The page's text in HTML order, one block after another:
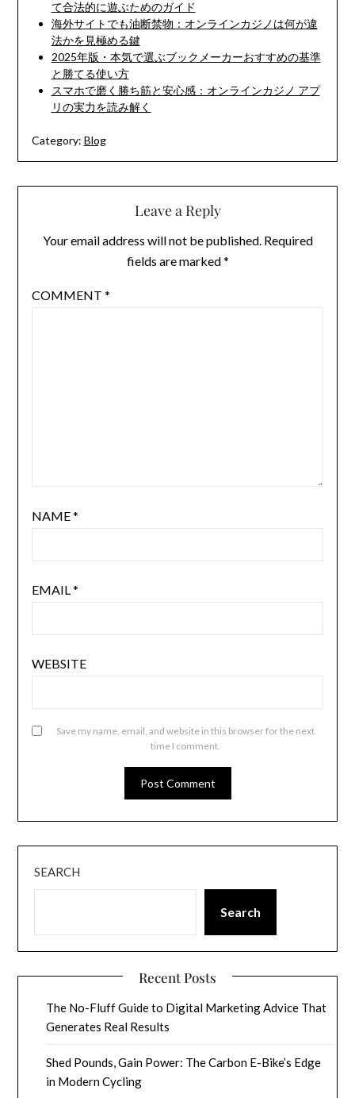
て合法的に遊ぶためのガイド
海外サイトでも油断禁物：オンラインカジノは何が違
法かを見極める鍵
2025年版・本気で選ぶブックメーカーおすすめの基準
と勝てる使い方
スマホで磨く勝ち筋と安心感：オンラインカジノ アプ
リの実力を読み解く
Category: Blog
Leave a Reply
Your email address will not be published. Required
fields are marked*
COMMENT *
NAME*
EMAIL*
WEBSITE
Save my name, email, and website in this browser for the next
time I comment.
SEARCH
Search
Recent Posts
The No-Fluff Guide to Digital Marketing Advice That
Generates Real Results
Shed Pounds, Gain Power: The Carbon E-Bike’s Edge
in Modern Cycling